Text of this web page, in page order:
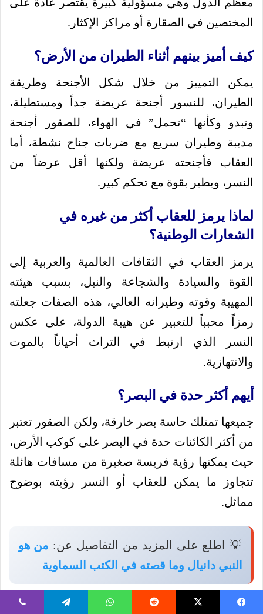
المختصين في الصقارة أو مراكز الإكثار.
كيف أميز بينهم أثناء الطيران من الأرض؟
يمكن التمييز من خلال شكل الأجنحة وطريقة
الطيران، للنسور أجنحة عريضة جداً ومستطيلة،
وتبدو وكأنها “تحمل” في الهواء، للصقور أجنحة
مدببة وطيران سريع مع ضربات جناح نشطة، أما
العقاب فأجنحته عريضة ولكنها أقل عرضاً من
النسر، ويطير بقوة مع تحكم كبير.
لماذا يرمز للعقاب أكثر من غيره في
الشعارات الوطنية؟
يرمز العقاب في الثقافات العالمية والعربية إلى
القوة والسيادة والشجاعة والنبل، بسبب هيئته
المهيبة وقوته وطيرانه العالي، هذه الصفات جعلته
رمزاً محبباً للتعبير عن هيبة الدولة، على عكس
النسر الذي ارتبط في التراث أحياناً بالموت
والانتهازية.
أيهم أكثر حدة في البصر؟
جميعها تمتلك حاسة بصر خارقة، ولكن الصقور تعتبر
من أكثر الكائنات حدة في البصر على كوكب الأرض،
حيث يمكنها رؤية فريسة صغيرة من مسافات هائلة
تتجاوز ما يمكن للعقاب أو النسر رؤيته بوضوح
مماثل.
💡 اطلع على المزيد من التفاصيل عن: من هو
النبي دانيال وما قصته في الكتب السماوية